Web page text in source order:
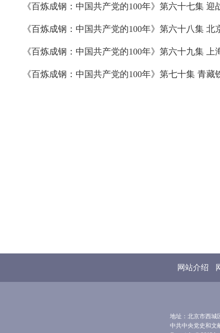
网站介绍
地址：北京市西城
中共中央党史和文